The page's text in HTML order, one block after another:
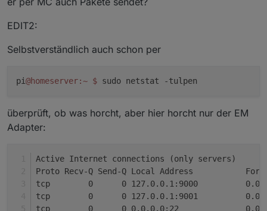
EDIT2:
Selbstverständlich auch schon per
pi@homeserver:~ $ sudo netstat -tulpen
überprüft, ob was horcht, aber hier horcht nur der EM
Adapter:
Active Internet connections (only servers)
Proto Recv-Q Send-Q Local Address
tcp        0      0 127.0.0.1:9000
tcp        0      0 127.0.0.1:9001
tcp        0      0 0.0.0.0:22